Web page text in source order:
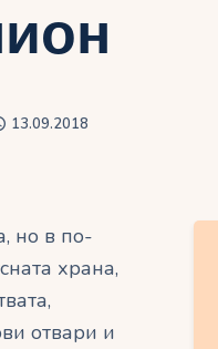
13.09.2018
но в по-
храна,
отвари и